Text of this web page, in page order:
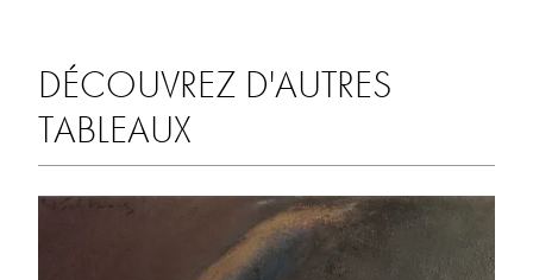
DÉCOUVREZ D'AUTRES
TABLEAUX